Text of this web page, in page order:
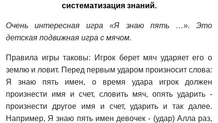
систематизация знаний.
Очень интересная игра «Я знаю пять …». Это
детская подвижная игра с мячом.
Правила игры таковы: Игрок берет мяч ударяет его о
землю и ловит. Перед первым ударом произносит слова:
Я знаю пять имен, о время удара игрок должен
произнести имя и счет, словить мяч, опять ударить -
произнести другое имя и счет, ударить и так далее.
Например, Я знаю пять имен девочек - (удар) Алла раз,